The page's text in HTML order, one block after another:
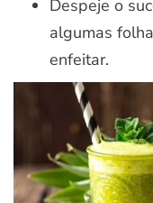
Despeje o
algumas
enfeitar.